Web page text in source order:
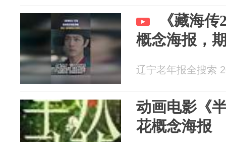
《藏海
概念海报，
辽宁老年报全搜索
动画电影《
花概念海报